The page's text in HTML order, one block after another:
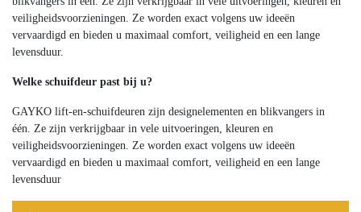
veiligheidsvoorzieningen. Ze worden exact volgens uw ideeën
vervaardigd en bieden u maximaal comfort, veiligheid en een lange
levensduur.
Welke schuifdeur past bij u?
GAYKO lift-en-schuifdeuren zijn designelementen en blikvangers in
één. Ze zijn verkrijgbaar in vele uitvoeringen, kleuren en
veiligheidsvoorzieningen. Ze worden exact volgens uw ideeën
vervaardigd en bieden u maximaal comfort, veiligheid en een lange
levensduur